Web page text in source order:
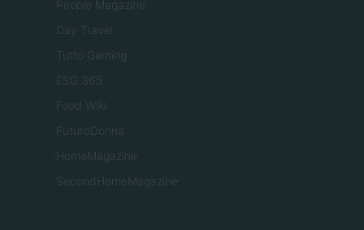
People Magazine
Day Travel
Tutto Gaming
ESG 365
Food Wiki
FuturoDonna
HomeMagazine
SecondHomeMagazine